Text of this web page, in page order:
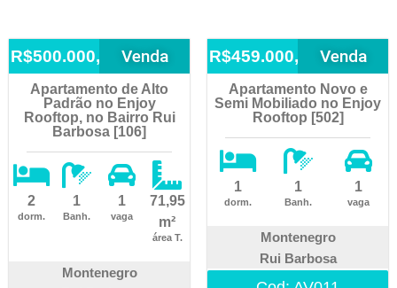
R$500.000,00 Venda
Apartamento de Alto
Padrão no Enjoy
Rooftop, no Bairro Rui
Barbosa [106]
2
dorm.
1
Banh.
1
vaga
71,95
m²
área T.
Montenegro
R$459.000,00 Venda
Apartamento Novo e
Semi Mobiliado no Enjoy
Rooftop [502]
1
dorm.
1
Banh.
1
vaga
Montenegro
Rui Barbosa